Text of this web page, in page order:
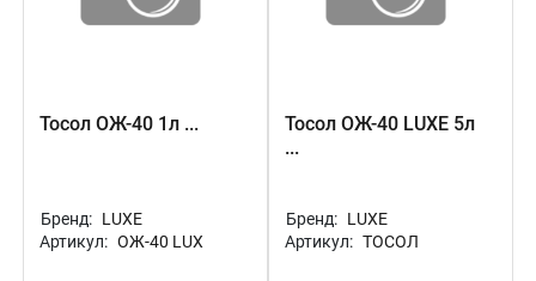
Тосол ОЖ-40 1л ...
Бренд: LUXE
Артикул: ОЖ-40 LUX
Тосол ОЖ-40 LUXE 5л
...
Бренд: LUXE
Артикул: ТОСОЛ